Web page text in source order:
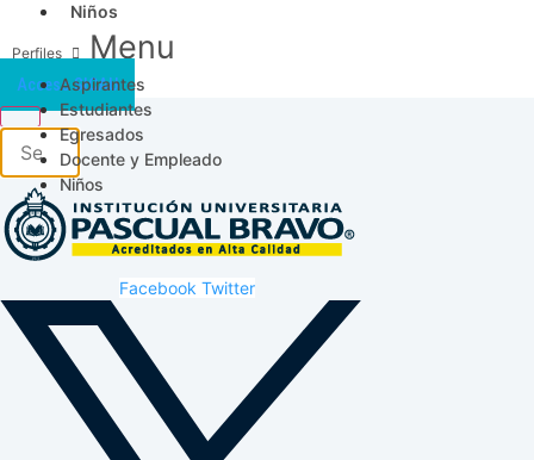
Niños
Menu
Aspirantes
Estudiantes
Egresados
Docente y Empleado
Niños
Acceso SICAU
Facebook Twitter